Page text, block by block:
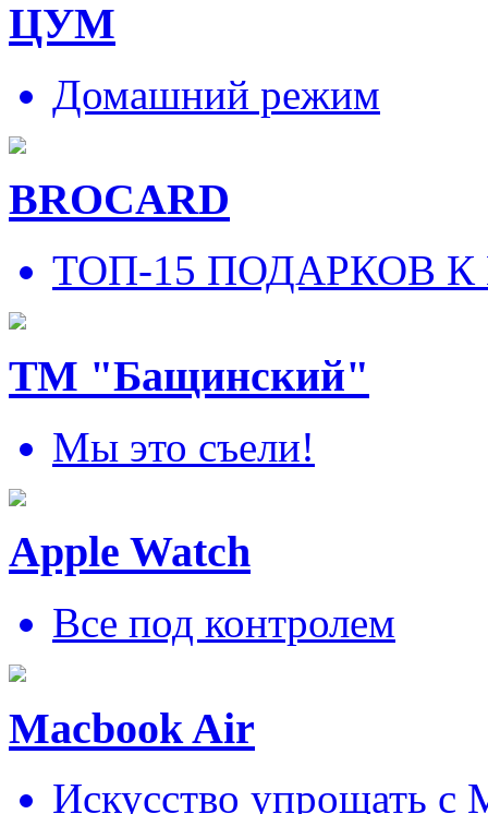
ЦУМ
Домашний режим
BROCARD
ТОП-15 ПОДАРКОВ
ТМ "Бащинский"
Мы это съели!
Apple Watch
Все под контролем
Macbook Air
Искусcтво упрощать c